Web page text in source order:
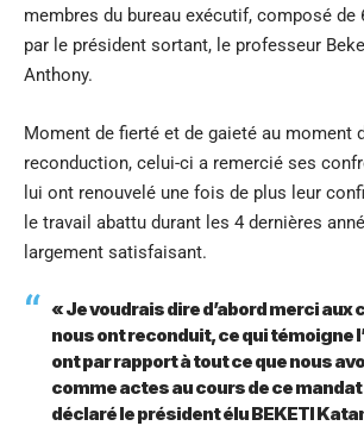
membres du bureau exécutif, composé de
par le président sortant, le professeur
Anthony.
Moment de fierté et de gaieté au moment
reconduction, celui-ci a remercié ses
lui ont renouvelé une fois de plus leur
le travail abattu durant les 4 dernières
largement satisfaisant.
« Je voudrais dire d’abord merci aux
nous ont reconduit, ce qui témoigne
ont par rapport à tout ce que nous
comme actes au cours de ce mandat
déclaré le président élu BEKETI